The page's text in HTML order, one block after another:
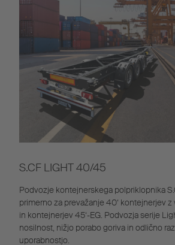
S.CF LIGHT 40/45
Podvozje kontejnerskega polpriklopnika
primerno za prevažanje 40‘ kontejnerjev
in kontejnerjev 45‘-EG. Podvozja serije
nosilnost, nižjo porabo goriva in odlično
uporabnostjo.